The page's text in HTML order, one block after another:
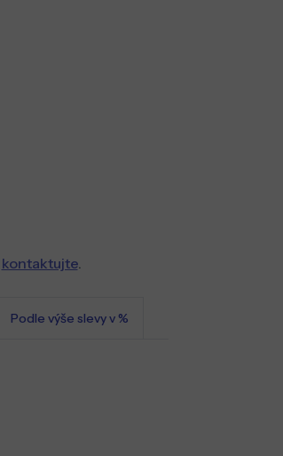
kontaktujte.
Podle výše slevy v %